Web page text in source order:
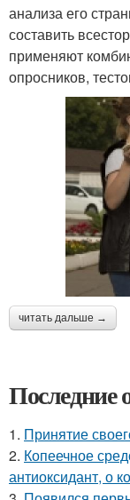
анализа его
составить
применяют
опросников,
читать дальше →
Последние
1. Принятие
2. Копеечное
антиоксидант, о